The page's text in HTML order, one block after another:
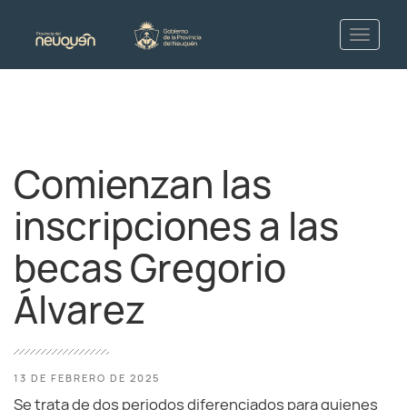
Comienzan las
inscripciones a las
becas Gregorio
Álvarez
13 DE FEBRERO DE 2025
Se trata de dos periodos diferenciados para quienes